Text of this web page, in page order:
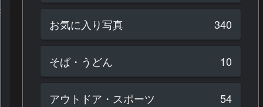
お気に入り写真 340
そば・うどん 10
アウトドア・スポーツ 54